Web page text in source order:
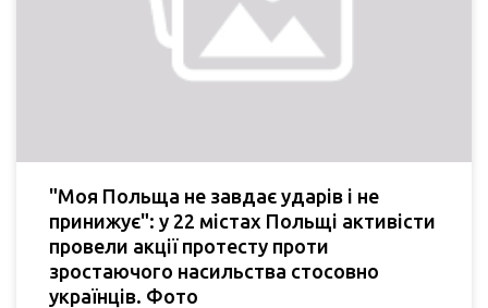
"Моя Польща не завдає ударів і не
принижує": у 22 містах Польщі активісти
провели акції протесту проти
зростаючого насильства стосовно
українців. Фото